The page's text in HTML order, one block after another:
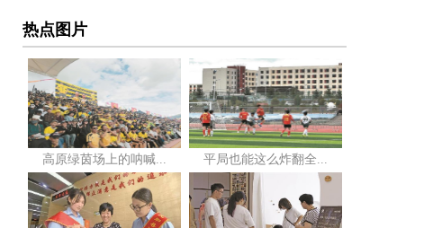
热点图片
高原绿茵场上的呐喊... 平局也能这么炸翻全...